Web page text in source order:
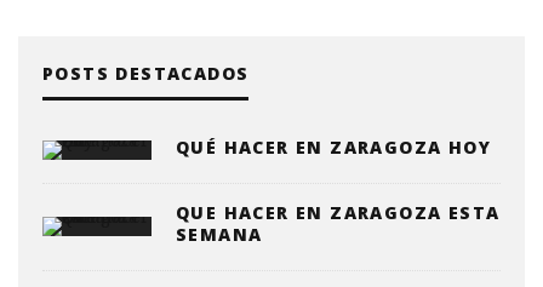
POSTS DESTACADOS
QUÉ HACER EN ZARAGOZA HOY
QUE HACER EN ZARAGOZA ESTA
SEMANA